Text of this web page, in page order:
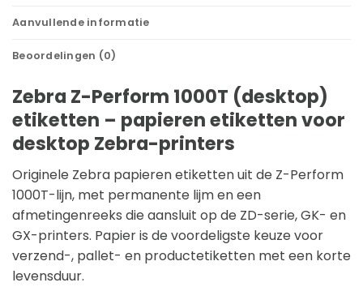
Aanvullende informatie
Beoordelingen (0)
Zebra Z-Perform 1000T (desktop)
etiketten – papieren etiketten voor
desktop Zebra-printers
Originele Zebra papieren etiketten uit de Z-Perform
1000T-lijn, met permanente lijm en een
afmetingenreeks die aansluit op de ZD-serie, GK- en
GX-printers. Papier is de voordeligste keuze voor
verzend-, pallet- en productetiketten met een korte
levensduur.